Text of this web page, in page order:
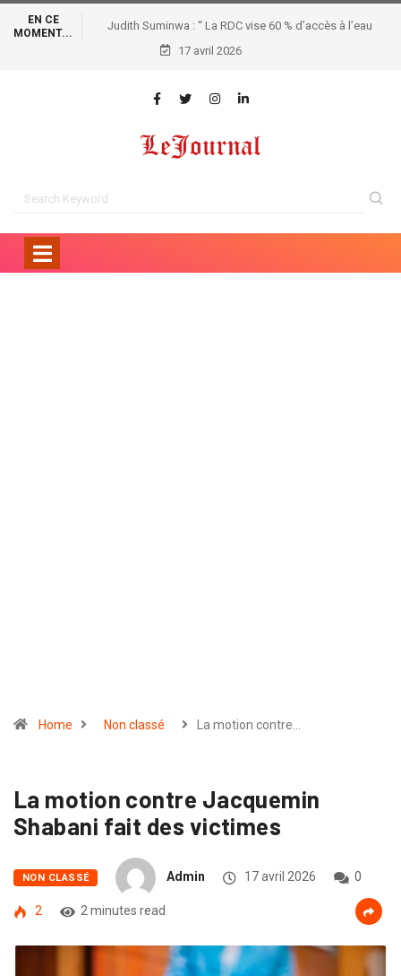
EN CE
MOMENT...
Judith Suminwa : “ La RDC vise 60 % d’accès à l’eau
potable d’ici 2035, avec un programme structurant de 20
17 avril 2026
Home Non classé La motion contre…
La motion contre Jacquemin
Shabani fait des victimes
NON CLASSÉ Admin 17 avril 2026 0
2 2 minutes read